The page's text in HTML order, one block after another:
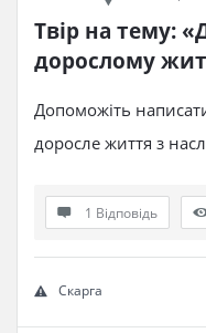
Твір на тему:
дорослому
Допоможіть
доросле життя з
1 Відповідь
Скарга